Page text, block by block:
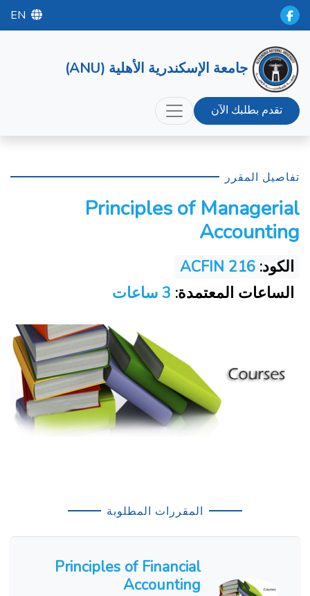
EN
جامعة الإسكندرية الأهلية (ANU)
تقدم بطلبك الآن
تفاصيل المقرر
Principles of Managerial
Accounting
الكود: ACFIN 216
الساعات المعتمدة:
المقررات المطلوبة
Principles of Financial
Accounting